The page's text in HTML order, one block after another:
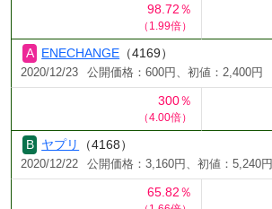
98.72％
（1.99倍）
ENECHANGE （4169）
2020/12/23 公開価格：600円、初値：2,400円
300％
（4.00倍）
ヤプリ （4168）
2020/12/22 公開価格：3,160円、初値：5,240円
65.82％